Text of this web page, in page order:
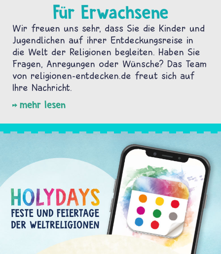
Für Erwachsene
Wir freuen uns sehr, dass Sie die Kinder und
Jugendlichen auf ihrer Entdeckungsreise in
die Welt der Religionen begleiten. Haben Sie
Fragen, Anregungen oder Wünsche? Das Team
von religionen-entdecken.de freut sich auf
Ihre Nachricht.
mehr lesen